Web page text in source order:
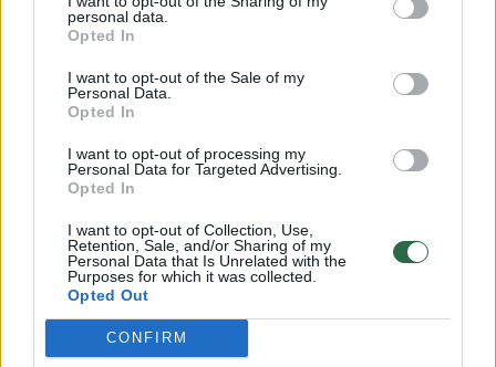
personal data.
Opted In
I want to opt-out of the Sale of my
Personal Data.
Opted In
I want to opt-out of processing my
Personal Data for Targeted Advertising.
Opted In
I want to opt-out of Collection, Use,
Retention, Sale, and/or Sharing of my
Personal Data that Is Unrelated with the
Purposes for which it was collected.
Opted Out
CONFIRM
pagalbos ir remtis į kitus, nes būtent per šias
patirtis formuojasi sveikas santykis su savimi
ir pasauliu“, – teigia psichiatrė.
Kodėl emocinis apleistumas taip dažnai
Specialistė akcentuoja, kad apleistumo
patirtis dažnai slepiasi po „tvarkingo“
auklėjimo fasadu: „Žmogus gali gyventi su